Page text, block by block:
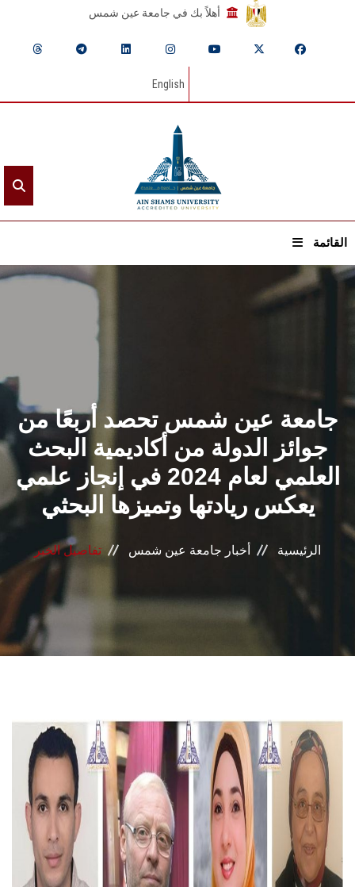
أهلاً بك في جامعة عين شمس
English
القائمة
القطاعـات
الشئون الأكاديمية
البحث العلمي
الرعاية الصحية
المراكز والوحدات
الأنظمة الذكية
الإعلام
الطلاب
هيئة التدريس
الدراسات العليا
الخريجين
جامعة عين شمس تحصد أربعًا من
جوائز الدولة من أكاديمية البحث
العلمي لعام 2024 في إنجاز علمي
يعكس ريادتها وتميزها البحثي
الرئيسية أخبار جامعة عين شمس تفاصيل الخبر